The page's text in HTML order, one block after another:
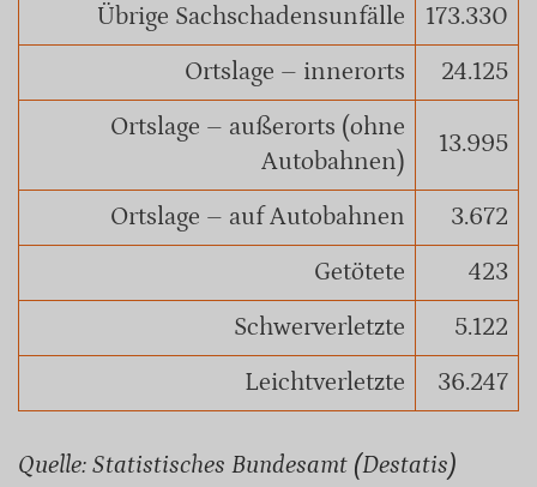
Übrige Sachschadensunfälle
173.330
Ortslage – innerorts
24.125
Ortslage – außerorts (ohne
Autobahnen)
13.995
Ortslage – auf Autobahnen
3.672
Getötete
423
Schwerverletzte
5.122
Leichtverletzte
36.247
Quelle: Statistisches Bundesamt (Destatis)